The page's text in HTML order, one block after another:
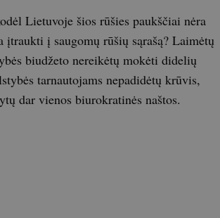
Lietuvoje šios rūšies paukščiai nėra
įtraukti į saugomų rūšių sąrašą? Laimėtų
biudžeto nereikėtų mokėti didelių
tarnautojams nepadidėtų krūvis,
dar vienos biurokratinės naštos.